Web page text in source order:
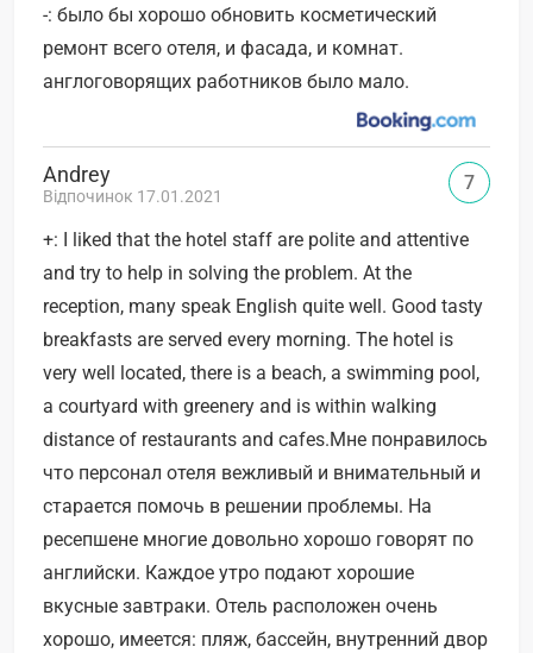
-: было бы хорошо обновить косметический
ремонт всего отеля, и фасада, и комнат.
англоговорящих работников было мало.
Andrey
Відпочинок 17.01.2021
+: I liked that the hotel staff are polite and attentive
and try to help in solving the problem. At the
reception, many speak English quite well. Good tasty
breakfasts are served every morning. The hotel is
very well located, there is a beach, a swimming pool,
a courtyard with greenery and is within walking
distance of restaurants and cafes.Мне понравилось
что персонал отеля вежливый и внимательный и
старается помочь в решении проблемы. На
ресепшене многие довольно хорошо говорят по
английски. Каждое утро подают хорошие
вкусные завтраки. Отель расположен очень
хорошо, имеется: пляж, бассейн, внутренний двор
7